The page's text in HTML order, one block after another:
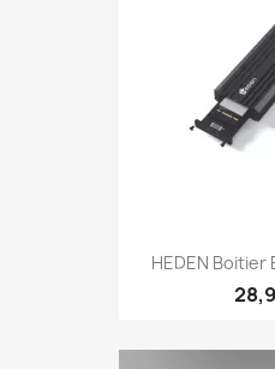
HEDEN Boitier